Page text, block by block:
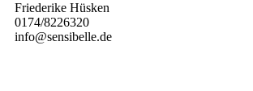
Friederike Hüsken
0174/8226320
info@sensibelle.de